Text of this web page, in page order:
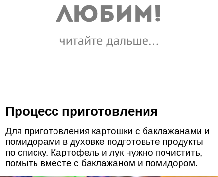
Процесс приготовления
Для приготовления картошки с баклажанами и
помидорами в духовке подготовьте продукты
по списку. Картофель и лук нужно почистить,
помыть вместе с баклажаном и помидором.